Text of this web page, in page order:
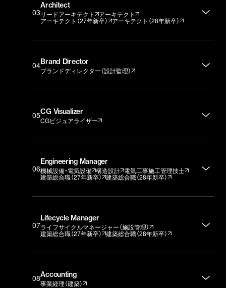
03
Architect
リードアーキテクト アーキテクト
アーキテクト（27年新卒） アーキテクト（28年新卒）
04Brand Director
ブランドディレクター（設計監理）
05CG Visualizer
CGビジュアライザー
06
Engineering Manager
機械設備・電気設備 構造設計 電気工事施工管理技士
建築総合職（27年新卒） 建築総合職（28年新卒）
07
Lifecycle Manager
ライフサイクルマネージャー（施設管理）
建築総合職（27年新卒） 建築総合職（28年新卒）
08Accounting
事業経理（建築）